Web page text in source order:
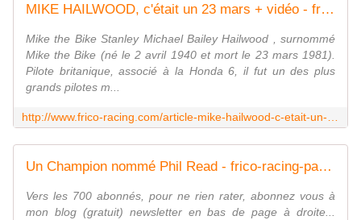
MIKE HAILWOOD, c'était un 23 mars + vidéo - frico-racing-passion moto
Mike the Bike Stanley Michael Bailey Hailwood , surnommé
Mike the Bike (né le 2 avril 1940 et mort le 23 mars 1981).
Pilote britanique, associé à la Honda 6, il fut un des plus
grands pilotes m...
Un Champion nommé Phil Read - frico-racing-passion moto
Vers les 700 abonnés, pour ne rien rater, abonnez vous à
mon blog (gratuit) newsletter en bas de page à droite...